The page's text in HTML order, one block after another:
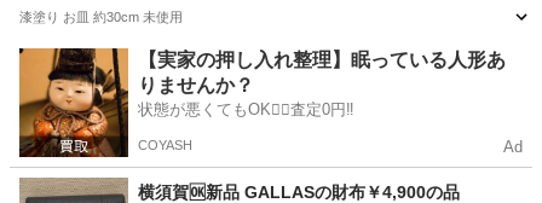
漆塗り お皿 約30cm 未使用
神奈川 横須賀市 北久里浜駅 生活雑貨
【実家の押し入れ整理】眠っている人形あ
りませんか？
状態が悪くてもOK🙆‍♀️査定0円‼️
COYASH Ad
横須賀🆗新品 GALLASの財布￥4,900の品